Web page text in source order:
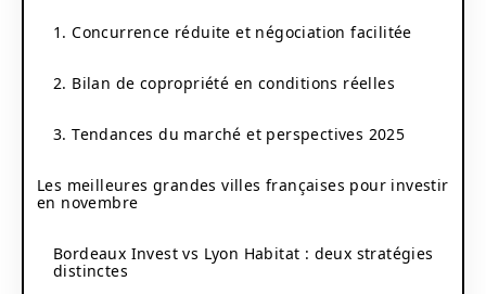
1. Concurrence réduite et négociation facilitée
2. Bilan de copropriété en conditions réelles
3. Tendances du marché et perspectives 2025
Les meilleures grandes villes françaises pour investir
en novembre
Bordeaux Invest vs Lyon Habitat : deux stratégies
distinctes